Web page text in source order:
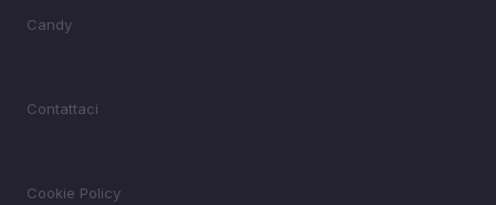
Candy
Contattaci
Cookie Policy